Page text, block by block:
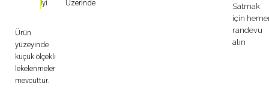
İyi
Üzerinde
Ürün
yüzeyinde
küçük ölçekli
lekelenmeler
mevcuttur.
Satmak
için
randevu
alın